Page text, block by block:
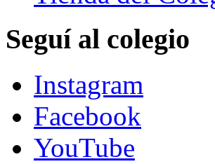
Seguí al colegio
Instagram
Facebook
YouTube